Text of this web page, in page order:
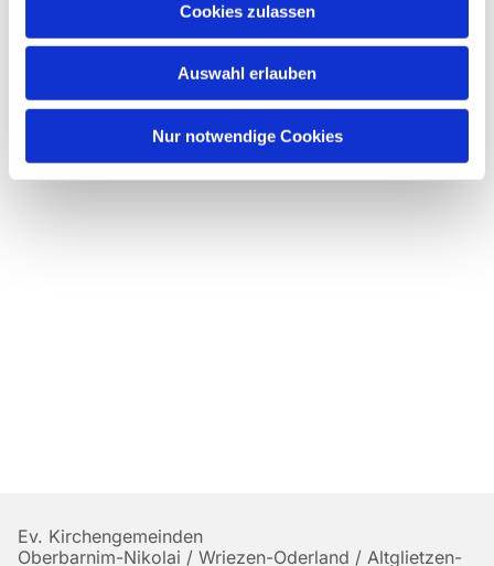
Cookies zulassen
Auswahl erlauben
Nur notwendige Cookies
Ev. Kirchengemeinden
Oberbarnim-Nikolai / Wriezen-Oderland / Altglietzen-